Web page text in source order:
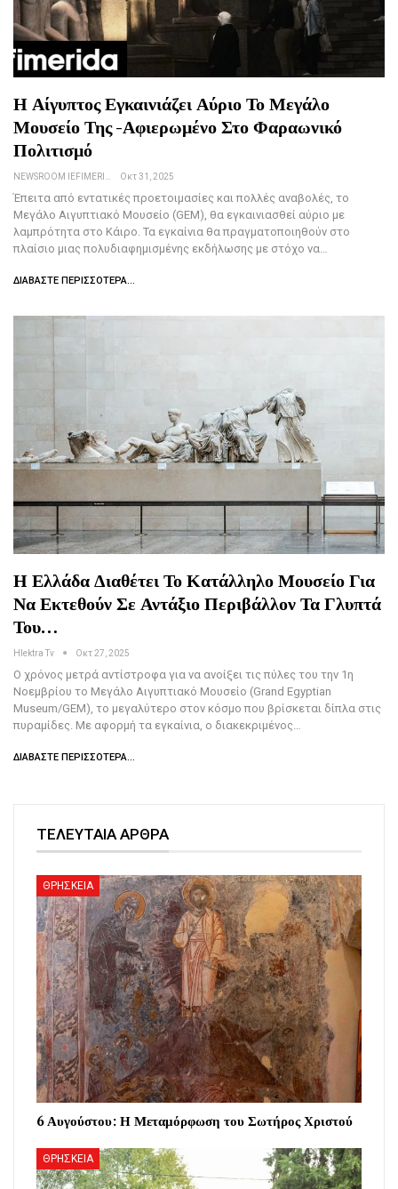
Η Αίγυπτος Εγκαινιάζει Αύριο Το Μεγάλο
Μουσείο Της -Αφιερωμένο Στο Φαραωνικό
Πολιτισμό
Οκτ 31, 2025
Έπειτα από εντατικές προετοιμασίες και πολλές αναβολές, το
Μεγάλο Αιγυπτιακό Μουσείο (GEM), θα εγκαινιασθεί αύριο με
λαμπρότητα στο Κάιρο. Τα εγκαίνια θα πραγματοποιηθούν στο
πλαίσιο μιας πολυδιαφημισμένης εκδήλωσης με στόχο να…
ΔΙΑΒΆΣΤΕ ΠΕΡΙΣΣΌΤΕΡΑ...
Η Ελλάδα Διαθέτει Το Κατάλληλο Μουσείο Για
Να Εκτεθούν Σε Αντάξιο Περιβάλλον Τα Γλυπτά
Του…
Hlektra Tv Οκτ 27, 2025
Ο χρόνος μετρά αντίστροφα για να ανοίξει τις πύλες του την 1η
Νοεμβρίου το Μεγάλο Αιγυπτιακό Μουσείο (Grand Egyptian
Museum/GEM), το μεγαλύτερο στον κόσμο που βρίσκεται δίπλα στις
πυραμίδες. Με αφορμή τα εγκαίνια, ο διακεκριμένος…
ΔΙΑΒΆΣΤΕ ΠΕΡΙΣΣΌΤΕΡΑ...
ΤΕΛΕΥΤΑΙΑ ΑΡΘΡΑ
ΘΡΗΣΚΕΙΑ
6 Αυγούστου: Η Μεταμόρφωση του Σωτήρος Χριστού
ΘΡΗΣΚΕΙΑ